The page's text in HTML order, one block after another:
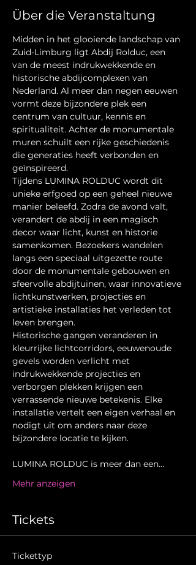
Über die Veranstaltung
Midden in het glooiende landschap van
Zuid-Limburg ligt Abdij Rolduc, een
van de meest indrukwekkende en
historische abdijcomplexen van
Nederland. Al meer dan negen eeuwen
vormt deze bijzondere plek een
centrum van cultuur, kennis en
spiritualiteit. Achter de monumentale
muren schuilt een rijke geschiedenis
die generaties heeft verbonden en
geïnspireerd.
Tijdens LUMINA ROLDUC wordt dit
unieke erfgoed op een geheel nieuwe
manier beleefd. Zodra de avond valt,
verandert de abdij in een magisch
decor waar licht, kunst en historie
samenkomen. Bezoekers wandelen
langs een speciaal uitgezette route
door de monumentale gebouwen en
sfeervolle abdijtuinen, waar innovatieve
lichtkunstwerken, projecties en
artistieke installaties het verleden tot
leven brengen.
Historische gangen veranderen in
kleurrijke lichtcorridors, eeuwenoude
gevels worden verlicht met
indrukwekkende projecties en
verborgen plekken krijgen een
verrassende nieuwe betekenis. Elke
installatie vertelt een eigen verhaal en
nodigt uit om anders naar deze
bijzondere locatie te kijken.
LUMINA ROLDUC is meer dan een…
Mehr anzeigen
Tickets
Tickettyp